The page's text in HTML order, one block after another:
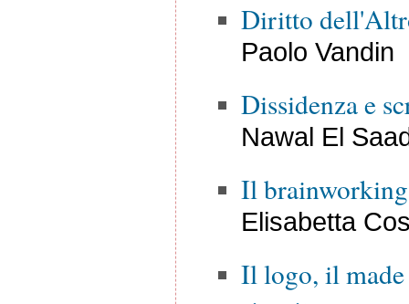
Diritto
Paolo Vandin
Dissidenza e
Nawal El
Il
Elisabetta
Il logo, il